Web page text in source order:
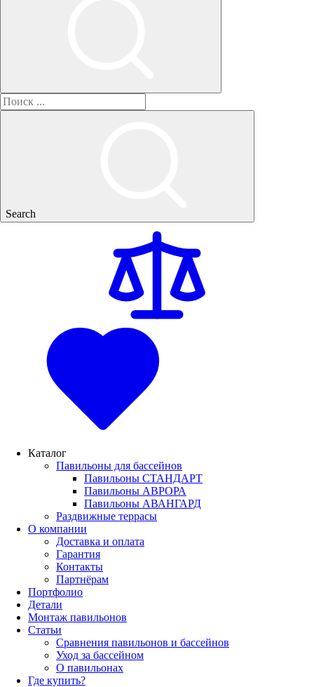
Search
Каталог
Павильоны для бассейнов
Павильоны СТАНДАРТ
Павильоны АВРОРА
Павильоны АВАНГАРД
Раздвижные террасы
О компании
Доставка и оплата
Гарантия
Контакты
Партнёрам
Портфолио
Детали
Монтаж павильонов
Статьи
Сравнения павильонов и бассейнов
Уход за бассейном
О павильонах
Где купить?